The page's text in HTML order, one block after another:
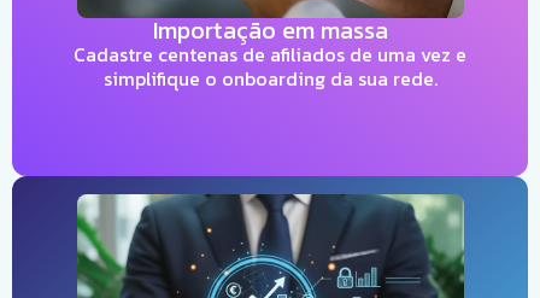
Importação em massa
Cadastre centenas de afiliados de uma vez e
simplifique o onboarding da sua rede.